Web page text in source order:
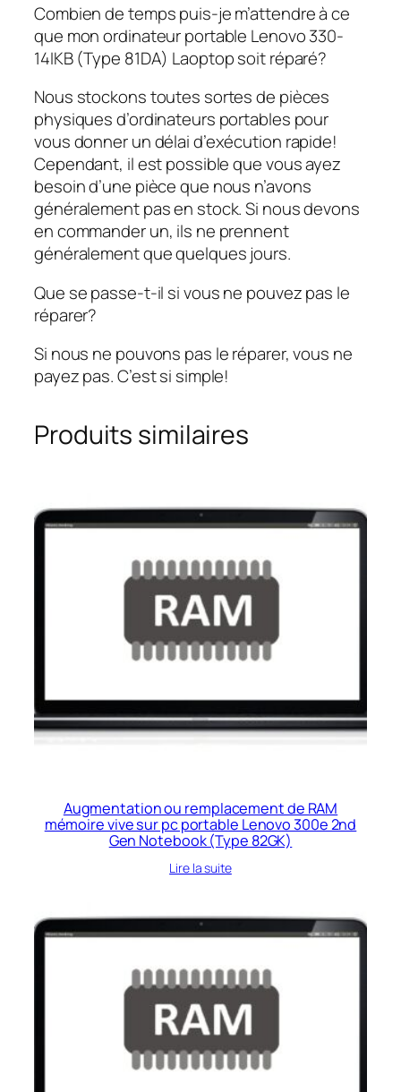
Combien de temps puis-je m’attendre à ce
que mon ordinateur portable Lenovo 330-
14IKB (Type 81DA) Laoptop soit réparé?
Nous stockons toutes sortes de pièces
physiques d’ordinateurs portables pour
vous donner un délai d’exécution rapide!
Cependant, il est possible que vous ayez
besoin d’une pièce que nous n’avons
généralement pas en stock. Si nous devons
en commander un, ils ne prennent
généralement que quelques jours.
Que se passe-t-il si vous ne pouvez pas le
réparer?
Si nous ne pouvons pas le réparer, vous ne
payez pas. C’est si simple!
Produits similaires
Augmentation ou remplacement de RAM
mémoire vive sur pc portable Lenovo 300e 2nd
Gen Notebook (Type 82GK)
Lire la suite